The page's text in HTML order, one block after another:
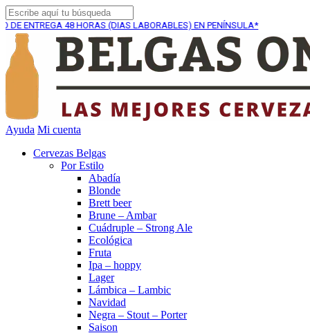
48 HORAS (DIAS LABORABLES) EN PENÍNSULA*
Ayuda Mi cuenta
Cervezas Belgas
Por Estilo
Abadía
Blonde
Brett beer
Brune – Ambar
Cuádruple – Strong Ale
Ecológica
Fruta
Ipa – hoppy
Lager
Lámbica – Lambic
Navidad
Negra – Stout – Porter
Saison